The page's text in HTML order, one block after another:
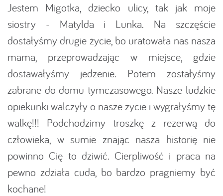
Jestem Migotka, dziecko ulicy, tak jak moje
siostry - Matylda i Lunka. Na szczęście
dostałyśmy drugie życie, bo uratowała nas nasza
mama, przeprowadzając w miejsce, gdzie
dostawałyśmy jedzenie. Potem zostałyśmy
zabrane do domu tymczasowego. Nasze ludzkie
opiekunki walczyły o nasze życie i wygrałyśmy tę
walkę!!! Podchodzimy troszkę z rezerwą do
człowieka, w sumie znając nasza historię nie
powinno Cię to dziwić. Cierpliwość i praca na
pewno zdziała cuda, bo bardzo pragniemy być
kochane!